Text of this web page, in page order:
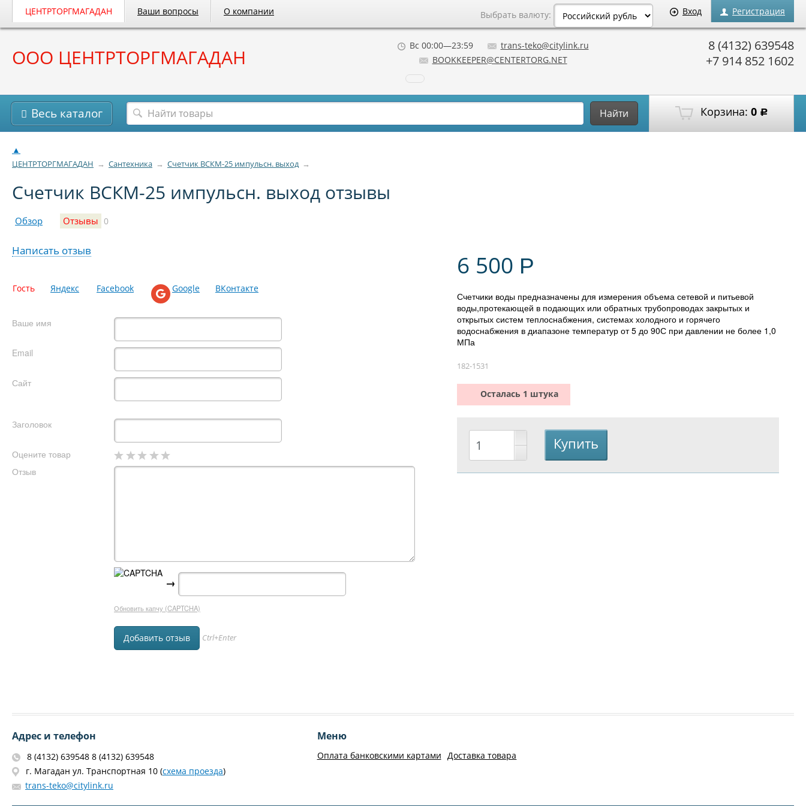
ЦЕНТРТОРГМАГАДАН Ваши вопросы О компании Вход Регистрация
Выбрать валюту:
ООО ЦЕНТРТОРГМАГАДАН
8 (4132) 639548
+7 914 852 1602
Вс 00:00—23:59
trans-teko@citylink.ru
BOOKKEEPER@CENTERTORG.NET
Корзина: 0 Р
Весь каталог Найти
▲
ЦЕНТРТОРГМАГАДАН → Сантехника → Счетчик ВСКМ-25 импульсн. выход →
Счетчик ВСКМ-25 импульсн. выход отзывы
Обзор Отзывы 0
6 500 Р
Счетчики воды предназначены для измерения объема сетевой и питьевой
воды,протекающей в подающих или обратных трубопроводах закрытых и
открытых систем теплоснабжения, системах холодного и горячего
водоснабжения в диапазоне температур от 5 до 90С при давлении не более 1,0
МПа
182-1531
Осталась 1 штука
Написать отзыв
Гость Яндекс Facebook Google ВКонтакте
Ваше имя
Email
Сайт
Заголовок
Оцените товар
Отзыв
→
Обновить капчу (CAPTCHA)
Ctrl+Enter
Адрес и телефон
8 (4132) 639548 8 (4132) 639548
г. Магадан ул. Транспортная 10 (схема проезда)
trans-teko@citylink.ru
Меню
Оплата банковскими картами Доставка товара